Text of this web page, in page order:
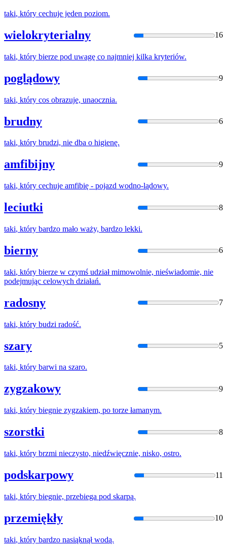
taki, który cechuje jeden poziom.
wielokryterialny 16
taki, który bierze pod uwagę co najmniej kilka kryteriów.
poglądowy 9
taki, który cos obrazuje, unaocznia.
brudny 6
taki, który brudzi, nie dba o higienę.
amfibijny 9
taki, który cechuje amfibię - pojazd wodno-lądowy.
leciutki 8
taki, który bardzo mało waży, bardzo lekki.
bierny 6
taki, który bierze w czymś udział mimowolnie, nieświadomie, nie
podejmując celowych działań.
radosny 7
taki, który budzi radość.
szary 5
taki, który barwi na szaro.
zygzakowy 9
taki, który biegnie zygzakiem, po torze łamanym.
szorstki 8
taki, który brzmi nieczysto, niedźwięcznie, nisko, ostro.
podskarpowy 11
taki, który biegnie, przebiega pod skarpą.
przemiękły 10
taki, który bardzo nasiąknął wodą.